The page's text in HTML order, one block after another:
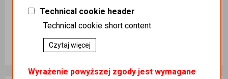
KOTŁY NA EKOGROSZEK /
KOTŁY SAS
23%
90 990,00 zł
Dodaj do koszyka
OPAŁ KOTŁY / WĘGIEL /
GROSZEK
Podatek
Dodaj do koszyka
Technical cookie header
Technical cookie short content
Czytaj więcej
Wyrażenie powyższej zgody jest wymagane